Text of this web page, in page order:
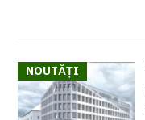
NOUTĂȚI